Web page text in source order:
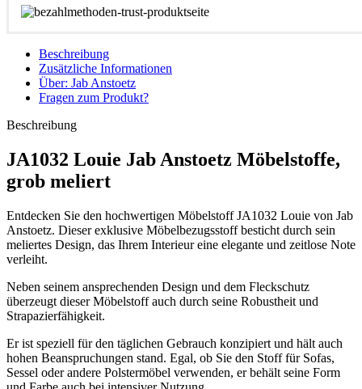
Beschreibung
Zusätzliche Informationen
Über: Jab Anstoetz
Fragen zum Produkt?
Beschreibung
JA1032 Louie Jab Anstoetz Möbelstoffe,
grob meliert
Entdecken Sie den hochwertigen Möbelstoff JA1032 Louie von Jab
Anstoetz. Dieser exklusive Möbelbezugsstoff besticht durch sein
meliertes Design, das Ihrem Interieur eine elegante und zeitlose Note
verleiht.
Neben seinem ansprechenden Design und dem Fleckschutz
überzeugt dieser Möbelstoff auch durch seine Robustheit und
Strapazierfähigkeit.
Er ist speziell für den täglichen Gebrauch konzipiert und hält auch
hohen Beanspruchungen stand. Egal, ob Sie den Stoff für Sofas,
Sessel oder andere Polstermöbel verwenden, er behält seine Form